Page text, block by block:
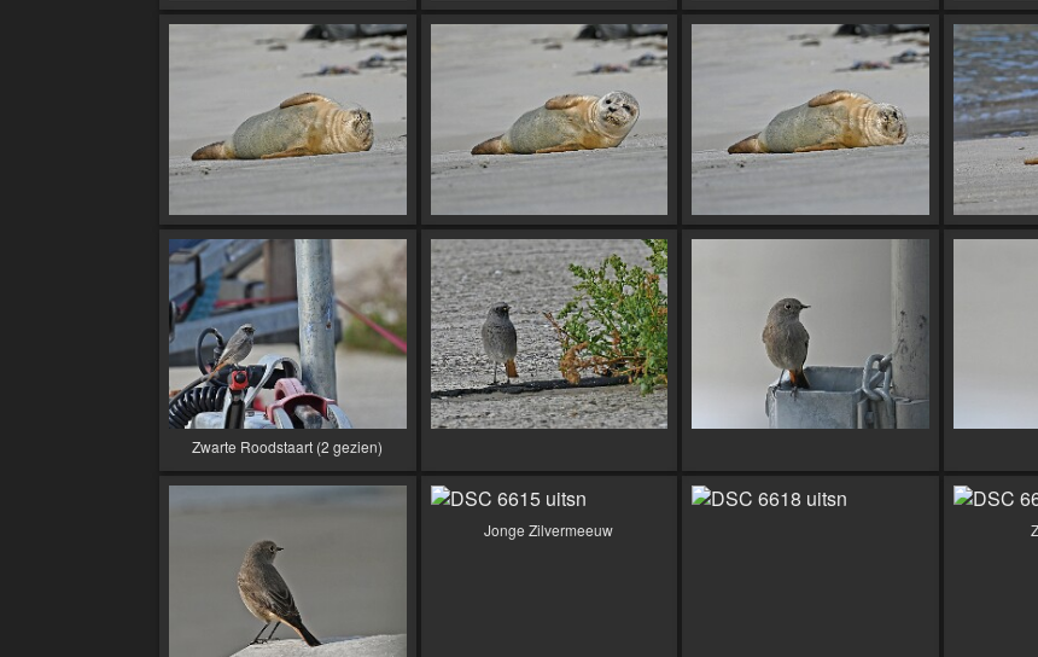
Zwarte Roodstaart (2 gezien)
Jonge Zilvermeeuw